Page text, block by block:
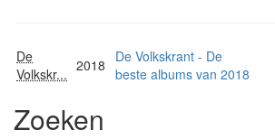
De
Volkskr... 2018
De Volkskrant - De
beste albums van 2018
Zoeken